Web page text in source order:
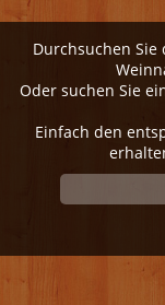
Durchsuchen Sie
Oder suchen Sie
Einfach den